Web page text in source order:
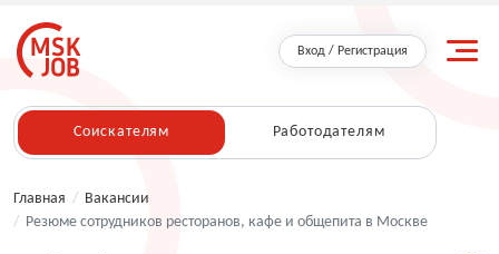
Вход / Регистрация
Соискателям Работодателям
Главная / Вакансии
/ Резюме сотрудников ресторанов, кафе и общепита в Москве